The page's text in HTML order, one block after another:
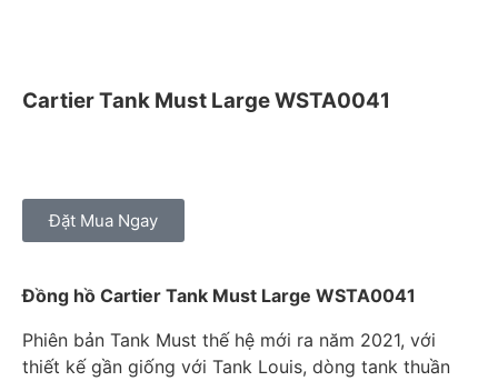
Cartier Tank Must Large WSTA0041
Đặt Mua Ngay
Đồng hồ Cartier Tank Must Large WSTA0041
Phiên bản Tank Must thế hệ mới ra năm 2021, với
thiết kế gần giống với Tank Louis, dòng tank thuần